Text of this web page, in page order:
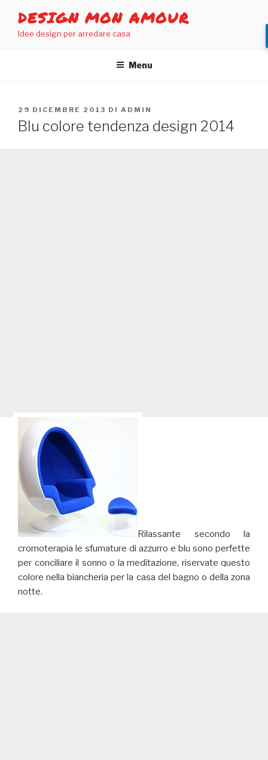
contenuto
DESIGN MON AMOUR
Idee design per arredare casa
Menu
PUBBLICATO
IL
29 DICEMBRE 2013 DI ADMIN
Blu colore tendenza design 2014
Rilassante secondo la
cromoterapia le sfumature di azzurro e blu sono perfette
per conciliare il sonno o la meditazione, riservate questo
colore nella biancheria per la casa del bagno o della zona
notte.